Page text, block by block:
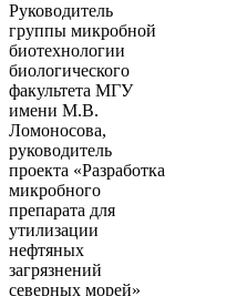
Руководитель
группы микробной
биотехнологии
биологического
факультета МГУ
имени М.В.
Ломоносова,
руководитель
проекта «Разработка
микробного
препарата для
утилизации
нефтяных
загрязнений
северных морей»